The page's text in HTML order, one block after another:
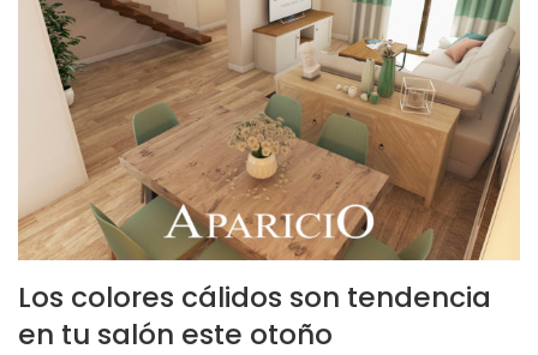
Los colores cálidos son tendencia
en tu salón este otoño